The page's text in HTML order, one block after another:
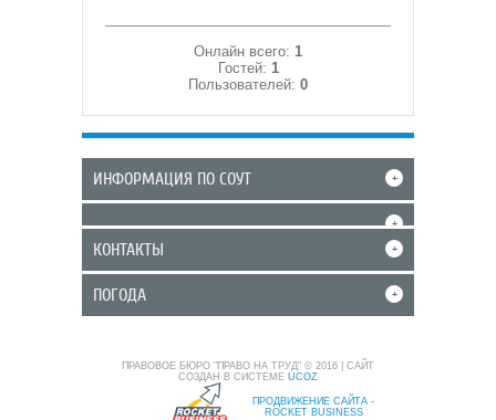
Онлайн всего: 1
Гостей: 1
Пользователей: 0
ИНФОРМАЦИЯ ПО СОУТ +
+
КОНТАКТЫ +
ПОГОДА +
ПРАВОВОЕ БЮРО "ПРАВО НА ТРУД" © 2016
САЙТ
СОЗДАН В СИСТЕМЕ UCOZ
ПРОДВИЖЕНИЕ САЙТА -
ROCKET BUSINESS